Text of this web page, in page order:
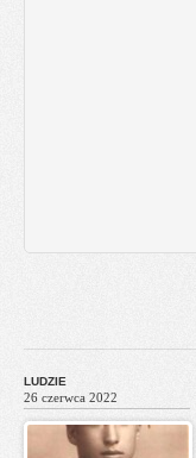
LUDZIE
26 czerwca 2022